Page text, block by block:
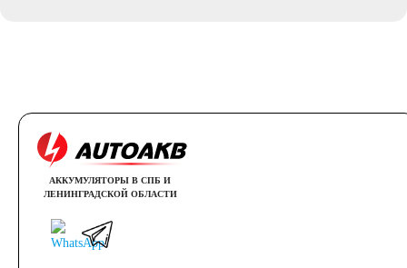
АККУМУЛЯТОРЫ В СПБ И
ЛЕНИНГРАДСКОЙ ОБЛАСТИ